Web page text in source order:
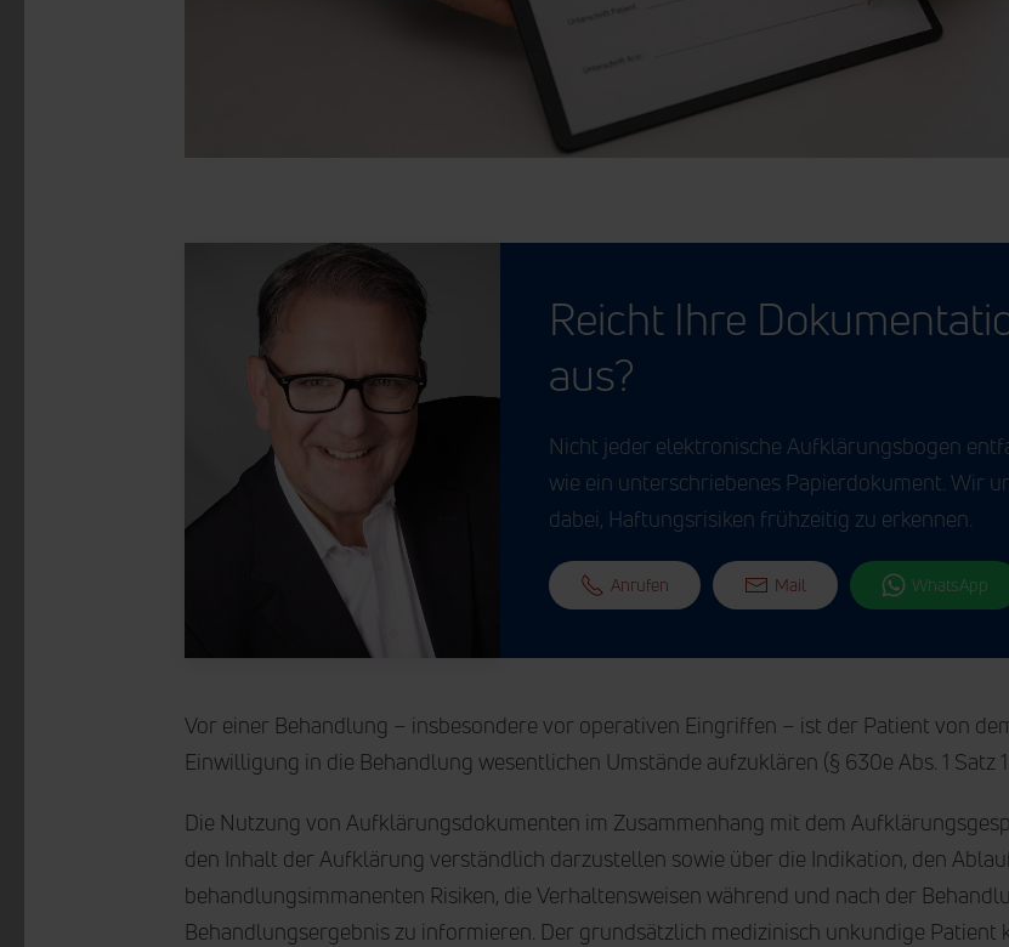
Reicht Ihre
aus?
Nicht jeder elektronische Aufklärungsbogen
wie ein unterschriebenes Papierdokument. Wir
dabei, Haftungsrisiken frühzeitig zu erkennen.
Anrufen Mail WhatsApp
Vor einer Behandlung – insbesondere vor operativen Eingriffen – ist der Patient von
Einwilligung in die Behandlung wesentlichen Umstände aufzuklären (§ 630e Abs. 1 Satz 1
Die Nutzung von Aufklärungsdokumenten im Zusammenhang mit dem
den Inhalt der Aufklärung verständlich darzustellen sowie über die Indikation, den
behandlungsimmanenten Risiken, die Verhaltensweisen während und nach der
Behandlungsergebnis zu informieren. Der grundsätzlich medizinisch unkundige